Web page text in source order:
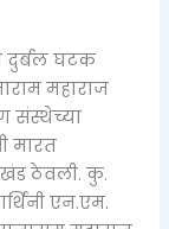
दुर्बल घटक
महाराज
संस्थेच्या
मारत
ठेवली. कु.
एन.एम.